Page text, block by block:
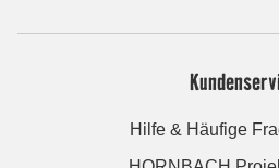
Hilfe & Häufige